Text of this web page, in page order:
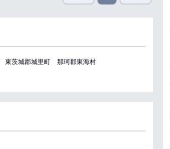
東茨城郡城里町
那珂郡東海村